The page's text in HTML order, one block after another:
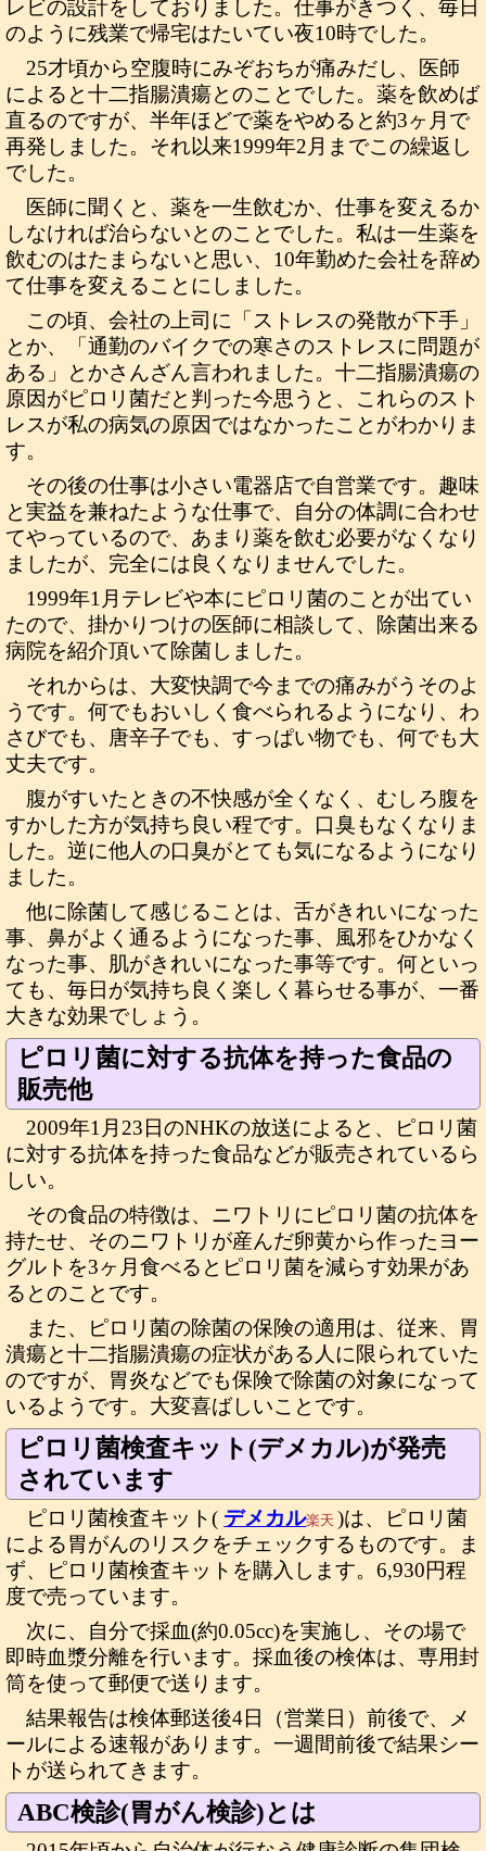
レビの設計をしておりました。仕事がきつく、毎日
のように残業で帰宅はたいてい夜10時でした。
25才頃から空腹時にみぞおちが痛みだし、医師
によると十二指腸潰瘍とのことでした。薬を飲めば
直るのですが、半年ほどで薬をやめると約3ヶ月で
再発しました。それ以来1999年2月までこの繰返し
でした。
医師に聞くと、薬を一生飲むか、仕事を変えるか
しなければ治らないとのことでした。私は一生薬を
飲むのはたまらないと思い、10年勤めた会社を辞め
て仕事を変えることにしました。
この頃、会社の上司に「ストレスの発散が下手」
とか、「通勤のバイクでの寒さのストレスに問題が
ある」とかさんざん言われました。十二指腸潰瘍の
原因がピロリ菌だと判った今思うと、これらのスト
レスが私の病気の原因ではなかったことがわかりま
す。
その後の仕事は小さい電器店で自営業です。趣味
と実益を兼ねたような仕事で、自分の体調に合わせ
てやっているので、あまり薬を飲む必要がなくなり
ましたが、完全には良くなりませんでした。
1999年1月テレビや本にピロリ菌のことが出てい
たので、掛かりつけの医師に相談して、除菌出来る
病院を紹介頂いて除菌しました。
それからは、大変快調で今までの痛みがうそのよ
うです。何でもおいしく食べられるようになり、わ
さびでも、唐辛子でも、すっぱい物でも、何でも大
丈夫です。
腹がすいたときの不快感が全くなく、むしろ腹を
すかした方が気持ち良い程です。口臭もなくなりま
した。逆に他人の口臭がとても気になるようになり
ました。
他に除菌して感じることは、舌がきれいになった
事、鼻がよく通るようになった事、風邪をひかなく
なった事、肌がきれいになった事等です。何といっ
ても、毎日が気持ち良く楽しく暮らせる事が、一番
大きな効果でしょう。
ピロリ菌に対する抗体を持った食品の
販売他
2009年1月23日のNHKの放送によると、ピロリ菌
に対する抗体を持った食品などが販売されているら
しい。
その食品の特徴は、ニワトリにピロリ菌の抗体を
持たせ、そのニワトリが産んだ卵黄から作ったヨー
グルトを3ヶ月食べるとピロリ菌を減らす効果があ
るとのことです。
また、ピロリ菌の除菌の保険の適用は、従来、胃
潰瘍と十二指腸潰瘍の症状がある人に限られていた
のですが、胃炎などでも保険で除菌の対象になって
いるようです。大変喜ばしいことです。
ピロリ菌検査キット(デメカル)が発売
されています
ピロリ菌検査キット( デメカル楽天 )は、ピロリ菌
による胃がんのリスクをチェックするものです。ま
ず、ピロリ菌検査キットを購入します。6,930円程
度で売っています。
次に、自分で採血(約0.05cc)を実施し、その場で
即時血漿分離を行います。採血後の検体は、専用封
筒を使って郵便で送ります。
結果報告は検体郵送後4日（営業日）前後で、メ
ールによる速報があります。一週間前後で結果シー
トが送られてきます。
ABC検診(胃がん検診)とは